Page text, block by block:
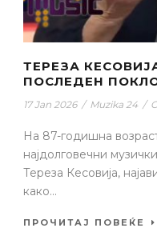
ТЕРЕЗА
ПОСЛЕДЕН
17 Jan 2026 / Muzika 24 /
На 87-годишна
најдолговечни
Тереза Кесовија,
како...
ПРОЧИТАЈ ПОВЕЌЕ